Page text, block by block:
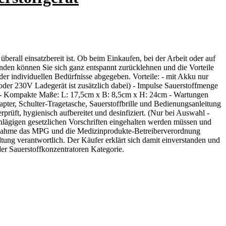
einsatzbereit ist. Ob beim Einkaufen, bei der Arbeit oder auf
können Sie sich ganz entspannt zurücklehnen und die Vorteile
individuellen Bedürfnisse abgegeben. Vorteile: - mit Akku nur
230V Ladegerät ist zusätzlich dabei) - Impulse Sauerstoffmenge
Maße: L: 17,5cm x B: 8,5cm x H: 24cm - Wartungen
Schulter-Tragetasche, Sauerstoffbrille und Bedienungsanleitung
hygienisch aufbereitet und desinfiziert. (Nur bei Auswahl -
gesetzlichen Vorschriften eingehalten werden müssen und
das MPG und die Medizinprodukte-Betreiberverordnung
verantwortlich. Der Käufer erklärt sich damit einverstanden und
Sauerstoffkonzentratoren Kategorie.